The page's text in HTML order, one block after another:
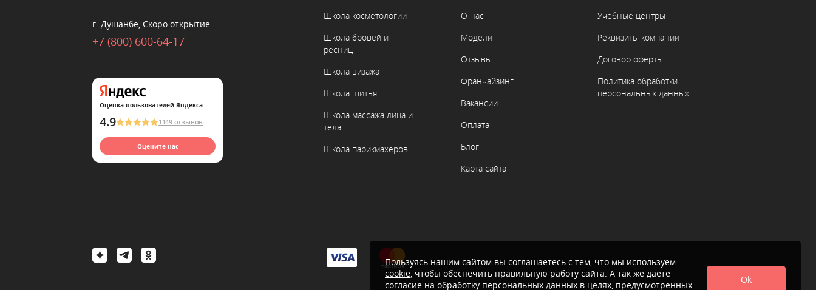
г. Душанбе, Скоро открытие
+7 (800) 600-64-17
Оценка пользователей Яндекса
4.9 1149 отзывов
Оцените нас
Школа косметологии
Школа бровей и
ресниц
Школа визажа
Школа шитья
Школа массажа лица и
тела
Школа парикмахеров
О нас
Модели
Отзывы
Франчайзинг
Вакансии
Оплата
Блог
Карта сайта
Учебные центры
Реквизиты компании
Договор оферты
Политика обработки
персональных данных
Пользуясь нашим сайтом вы соглашаетесь с тем, что мы используем
cookie, чтобы обеспечить правильную работу сайта. А так же даете
согласие на обработку персональных данных в целях, предусмотренных
Ok